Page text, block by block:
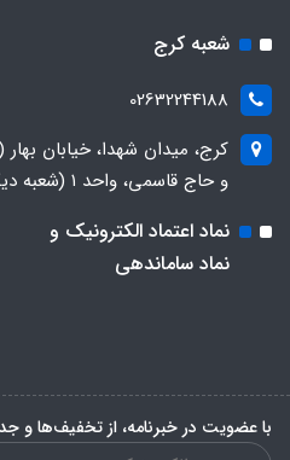
شعبه کرج
02632244188
کرج، میدان شهدا، خیابان
و حاج قاسمی، واحد ۱ (شعبه دیگری نداریم)
نماد اعتماد الکترونیک و
نماد ساماندهی
با عضویت در خبرنامه، از تخفیف‌ها و